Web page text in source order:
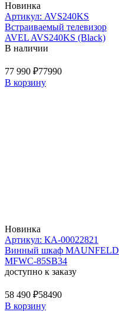
Новинка
Артикул: AVS240KS
Встраиваемый телевизор
AVEL AVS240KS (Black)
В наличии
77 990 ₽77990
В корзину
Новинка
Артикул: КА-00022821
Винный шкаф MAUNFELD
MFWC-85SB34
доступно к заказу
58 490 ₽58490
В корзину